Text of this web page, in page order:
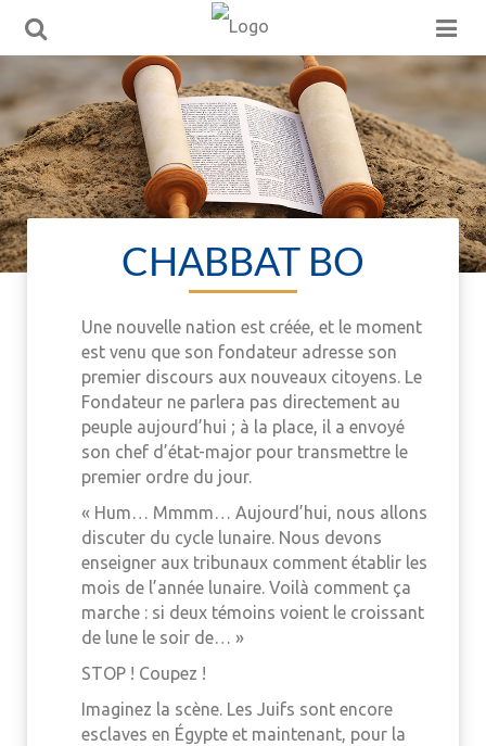
CHABBAT BO
Une nouvelle nation est créée, et le moment
est venu que son fondateur adresse son
premier discours aux nouveaux citoyens. Le
Fondateur ne parlera pas directement au
peuple aujourd’hui ; à la place, il a envoyé
son chef d’état-major pour transmettre le
premier ordre du jour.
« Hum… Mmmm… Aujourd’hui, nous allons
discuter du cycle lunaire. Nous devons
enseigner aux tribunaux comment établir les
mois de l’année lunaire. Voilà comment ça
marche : si deux témoins voient le croissant
de lune le soir de… »
STOP ! Coupez !
Imaginez la scène. Les Juifs sont encore
esclaves en Égypte et maintenant, pour la